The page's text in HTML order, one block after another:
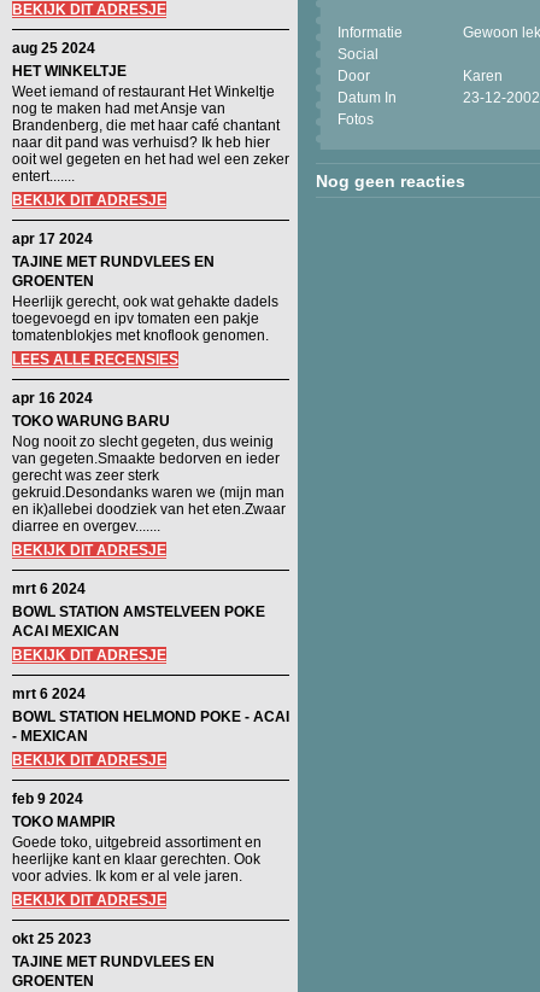
BEKIJK DIT ADRESJE
aug 25 2024
HET WINKELTJE
Weet iemand of restaurant Het Winkeltje
nog te maken had met Ansje van
Brandenberg, die met haar café chantant
naar dit pand was verhuisd? Ik heb hier
ooit wel gegeten en het had wel een zeker
entert.......
BEKIJK DIT ADRESJE
apr 17 2024
TAJINE MET RUNDVLEES EN
GROENTEN
Heerlijk gerecht, ook wat gehakte dadels
toegevoegd en ipv tomaten een pakje
tomatenblokjes met knoflook genomen.
LEES ALLE RECENSIES
apr 16 2024
TOKO WARUNG BARU
Nog nooit zo slecht gegeten, dus weinig
van gegeten.Smaakte bedorven en ieder
gerecht was zeer sterk
gekruid.Desondanks waren we (mijn man
en ik)allebei doodziek van het eten.Zwaar
diarree en overgev.......
BEKIJK DIT ADRESJE
mrt 6 2024
BOWL STATION AMSTELVEEN POKE
ACAI MEXICAN
BEKIJK DIT ADRESJE
mrt 6 2024
BOWL STATION HELMOND POKE - ACAI
- MEXICAN
BEKIJK DIT ADRESJE
feb 9 2024
TOKO MAMPIR
Goede toko, uitgebreid assortiment en
heerlijke kant en klaar gerechten. Ook
voor advies. Ik kom er al vele jaren.
BEKIJK DIT ADRESJE
okt 25 2023
TAJINE MET RUNDVLEES EN
GROENTEN
Informatie
Gewoon
Social
Door
Karen
Datum In
23-12-2002
Fotos
Nog geen reacties